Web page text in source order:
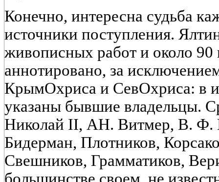
Конечно, интересна судьба
источники поступления.
живописных работ и около 90
аннотировано, за
КрымОхриса и СевОхриса: в
указаны бывшие владельцы.
Николай II, АН. Витмер, В. Ф.
Бидерман, Плотников,
Свешников, Грамматиков,